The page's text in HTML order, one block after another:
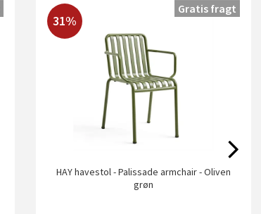
31%
HAY havestol - Palissade armchair - Oliven
grøn
Gratis fragt